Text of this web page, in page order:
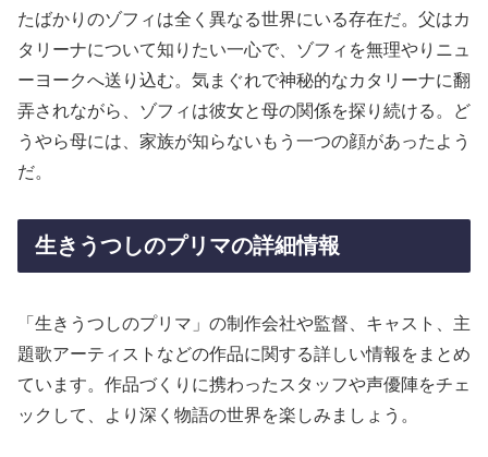
たばかりのゾフィは全く異なる世界にいる存在だ。父はカ
タリーナについて知りたい一心で、ゾフィを無理やりニュ
ーヨークへ送り込む。気まぐれで神秘的なカタリーナに翻
弄されながら、ゾフィは彼女と母の関係を探り続ける。ど
うやら母には、家族が知らないもう一つの顔があったよう
だ。
生きうつしのプリマの詳細情報
「生きうつしのプリマ」の制作会社や監督、キャスト、主
題歌アーティストなどの作品に関する詳しい情報をまとめ
ています。作品づくりに携わったスタッフや声優陣をチェ
ックして、より深く物語の世界を楽しみましょう。